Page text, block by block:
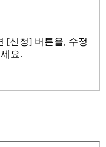
[신청] 버튼을, 수정
요.